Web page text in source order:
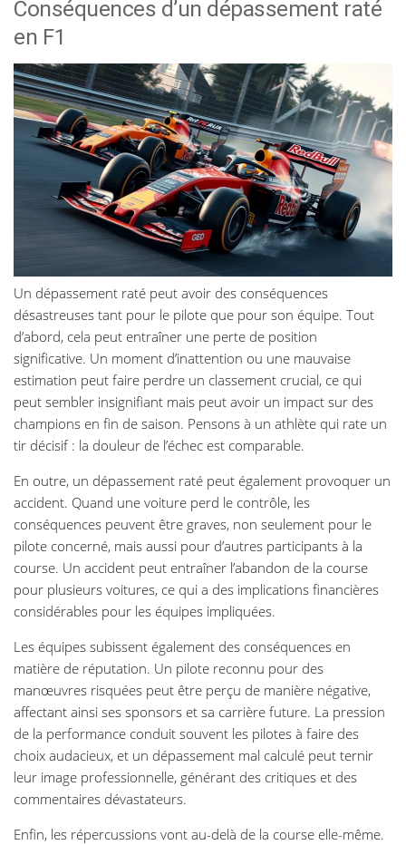
Conséquences d’un dépassement raté
en F1
Un dépassement raté peut avoir des conséquences
désastreuses tant pour le pilote que pour son équipe. Tout
d’abord, cela peut entraîner une perte de position
significative. Un moment d’inattention ou une mauvaise
estimation peut faire perdre un classement crucial, ce qui
peut sembler insignifiant mais peut avoir un impact sur des
champions en fin de saison. Pensons à un athlète qui rate un
tir décisif : la douleur de l’échec est comparable.
En outre, un dépassement raté peut également provoquer un
accident. Quand une voiture perd le contrôle, les
conséquences peuvent être graves, non seulement pour le
pilote concerné, mais aussi pour d’autres participants à la
course. Un accident peut entraîner l’abandon de la course
pour plusieurs voitures, ce qui a des implications financières
considérables pour les équipes impliquées.
Les équipes subissent également des conséquences en
matière de réputation. Un pilote reconnu pour des
manœuvres risquées peut être perçu de manière négative,
affectant ainsi ses sponsors et sa carrière future. La pression
de la performance conduit souvent les pilotes à faire des
choix audacieux, et un dépassement mal calculé peut ternir
leur image professionnelle, générant des critiques et des
commentaires dévastateurs.
Enfin, les répercussions vont au-delà de la course elle-même.